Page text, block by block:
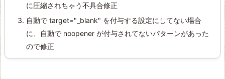
に圧縮されちゃう不具合修正
自動で target="_blank" を付与する設定にしてない場合
に、自動で noopener が付与されてないパターンがあった
ので修正